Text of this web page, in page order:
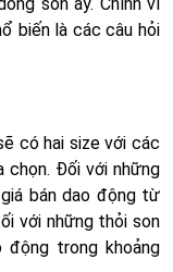
biến là các câu hỏi
có hai size với các
chọn. Đối với những
bán dao động từ
với những thỏi son
động trong khoảng